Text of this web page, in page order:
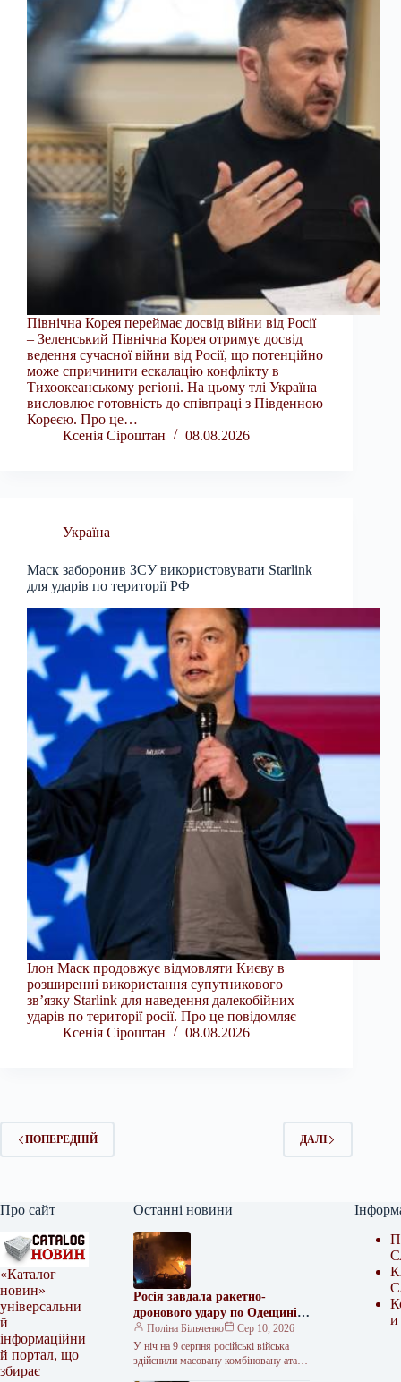
Північна Корея переймає досвід війни від Росії
– Зеленський Північна Корея отримує досвід
ведення сучасної війни від Росії, що потенційно
може спричинити ескалацію конфлікту в
Тихоокеанському регіоні. На цьому тлі Україна
висловлює готовність до співпраці з Південною
Кореєю. Про це…
Ксенія Сіроштан
08.08.2026
Україна
Маск заборонив ЗСУ використовувати Starlink
для ударів по території РФ
Ілон Маск продовжує відмовляти Києву в
розширенні використання супутникового
зв’язку Starlink для наведення далекобійних
ударів по території росії. Про це повідомляє
Ксенія Сіроштан
08.08.2026
ПОПЕРЕДНІЙ ДАЛІ
Про сайт
«Каталог
новин» —
універсальни
й
інформаційни
й портал, що
збирає
Останні новини
Росія завдала ракетно-
дронового удару по Одещині:
кількість постраждалих
зросла
Поліна Більченко
Сер 10, 2026
У ніч на 9 серпня російські війська
здійснили масовану комбіновану атаку
и